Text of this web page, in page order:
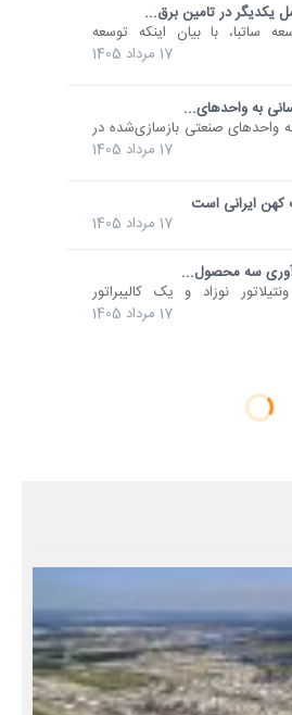
یکدیگر در تامین برق...
ساتبا، با بیان اینکه توسعه
17 مرداد 1405
به واحدهای...
واحدهای صنعتی بازسازی‌شده در
17 مرداد 1405
ایرانی است
17 مرداد 1405
سه محصول...
نوزاد و یک کالیبراتور
17 مرداد 1405